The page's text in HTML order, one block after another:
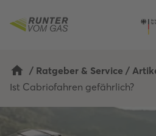
/ Ratgeber & Service /
Ist Cabriofahren gefährlich?